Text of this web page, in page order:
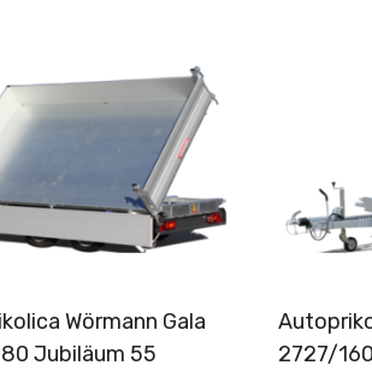
Wörmann Gala
Jubiläum 55
2727/